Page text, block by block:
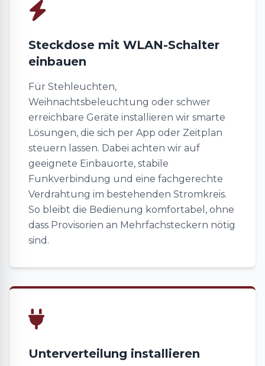
Steckdose mit WLAN-Schalter
einbauen
Für Stehleuchten,
Weihnachtsbeleuchtung oder schwer
erreichbare Geräte installieren wir smarte
Lösungen, die sich per App oder Zeitplan
steuern lassen. Dabei achten wir auf
geeignete Einbauorte, stabile
Funkverbindung und eine fachgerechte
Verdrahtung im bestehenden Stromkreis.
So bleibt die Bedienung komfortabel, ohne
dass Provisorien an Mehrfachsteckern nötig
sind.
Unterverteilung installieren